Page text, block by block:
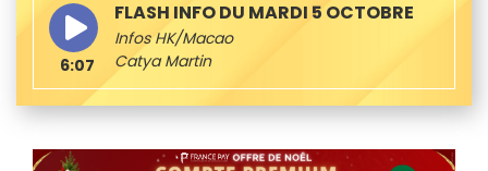
FLASH INFO DU MARDI 5 OCTOBRE
Infos HK/Macao
Catya Martin
6:07